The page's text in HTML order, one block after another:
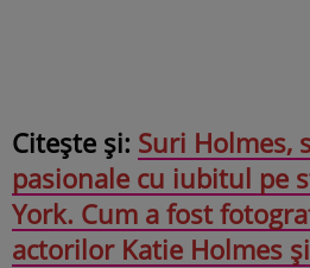
Citește și: Suri Holmes,
pasionale cu iubitul pe
York. Cum a fost
actorilor Katie Holmes